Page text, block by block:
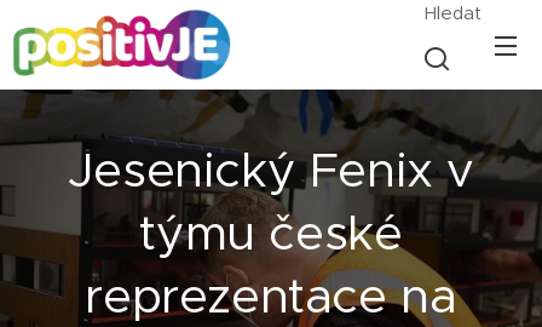
Hledat
Jesenický Fenix v
týmu české
reprezentace na